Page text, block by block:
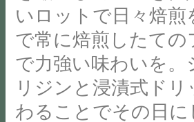
市
#
南
魚
沼
カ
フ
BleightHeights
1FOPEN
：
10:00~17:00CLOSE：
毎
週
く
だ
さ
い
ま
せ
頑
張
っ
て
い
き
場
は
卵
黄
の
濃
ふ
っ
ら
バ
タ
いロットで日々焙煎
で常に焙煎したての
で力強い味わいを。
リジンと浸漬式ド
わることでその日に
テ
だ
け
で
な
く、
テ